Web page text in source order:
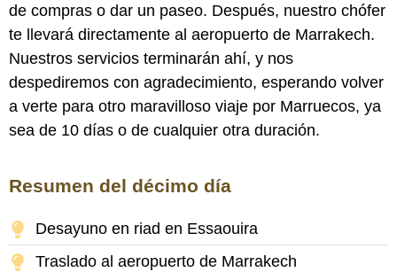
de compras o dar un paseo. Después, nuestro chófer
te llevará directamente al aeropuerto de Marrakech.
Nuestros servicios terminarán ahí, y nos
despediremos con agradecimiento, esperando volver
a verte para otro maravilloso viaje por Marruecos, ya
sea de 10 días o de cualquier otra duración.
Resumen del décimo día
Desayuno en riad en Essaouira
Traslado al aeropuerto de Marrakech